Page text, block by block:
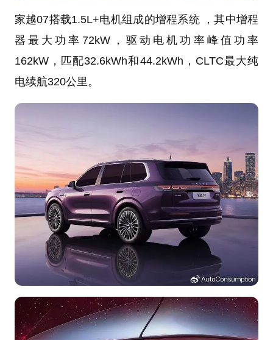
家越07搭载1.5L+电机组成的增程系统 ，其中增程
器最大功率72kW，驱动电机功率峰值功率
162kW，匹配32.6kWh和44.2kWh，CLTC最大纯
电续航320公里。